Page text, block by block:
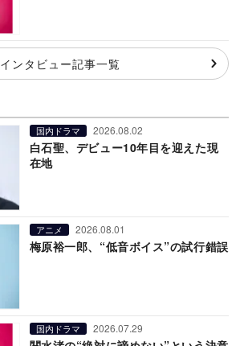
インタビュー記事一覧
国内ドラマ 2026.08.02
白石聖、デビュー10年目を迎えた現
在地
アニメ 2026.08.01
梅原裕一郎、“低音ボイス”の試行錯誤
国内ドラマ 2026.07.29